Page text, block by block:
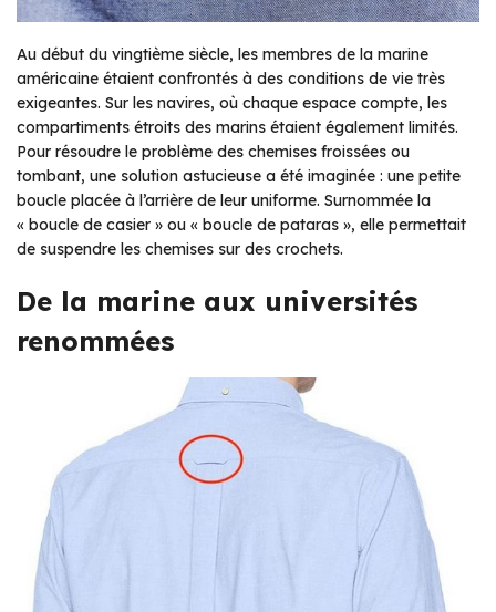
Au début du vingtième siècle, les membres de la marine
américaine étaient confrontés à des conditions de vie très
exigeantes. Sur les navires, où chaque espace compte, les
compartiments étroits des marins étaient également limités.
Pour résoudre le problème des chemises froissées ou
tombant, une solution astucieuse a été imaginée : une petite
boucle placée à l’arrière de leur uniforme. Surnommée la
« boucle de casier » ou « boucle de pataras », elle permettait
de suspendre les chemises sur des crochets.
De la marine aux universités
renommées